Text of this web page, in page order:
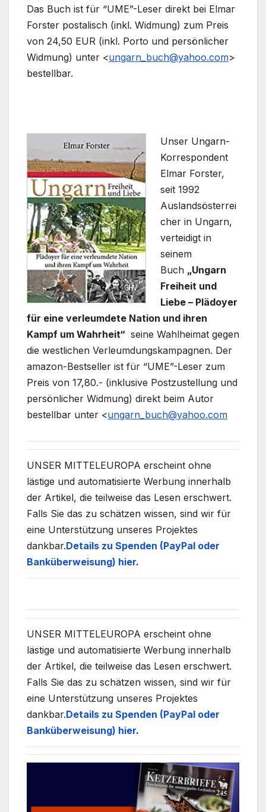
Das Buch ist für “UME”-Leser direkt bei Elmar
Forster postalisch (inkl. Widmung) zum Preis
von 24,50 EUR (inkl. Porto und persönlicher
Widmung) unter <ungarn_buch@yahoo.com>
bestellbar.
Unser Ungarn-
Korrespondent
Elmar Forster,
seit 1992
Auslandsösterrei
cher in Ungarn,
verteidigt in
seinem
Buch „Ungarn
Freiheit und
Liebe – Plädoyer
für eine verleumdete Nation und ihren
Kampf um Wahrheit“ seine Wahlheimat gegen
die westlichen Verleumdungskampagnen. Der
amazon-Bestseller ist für “UME”-Leser zum
Preis von 17,80.- (inklusive Postzustellung und
persönlicher Widmung) direkt beim Autor
bestellbar unter <ungarn_buch@yahoo.com
UNSER MITTELEUROPA erscheint ohne
lästige und automatisierte Werbung innerhalb
der Artikel, die teilweise das Lesen erschwert.
Falls Sie das zu schätzen wissen, sind wir für
eine Unterstützung unseres Projektes
dankbar.Details zu Spenden (PayPal oder
Banküberweisung) hier.
UNSER MITTELEUROPA erscheint ohne
lästige und automatisierte Werbung innerhalb
der Artikel, die teilweise das Lesen erschwert.
Falls Sie das zu schätzen wissen, sind wir für
eine Unterstützung unseres Projektes
dankbar.Details zu Spenden (PayPal oder
Banküberweisung) hier.